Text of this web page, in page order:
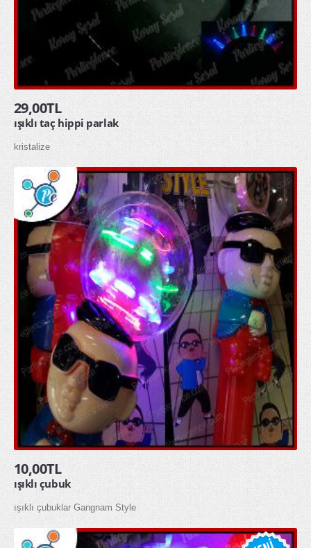
29,00TL
ışıklı taç hippi parlak
kristalize
10,00TL
ışıklı çubuk
ışıklı çubuklar Gangnam Style